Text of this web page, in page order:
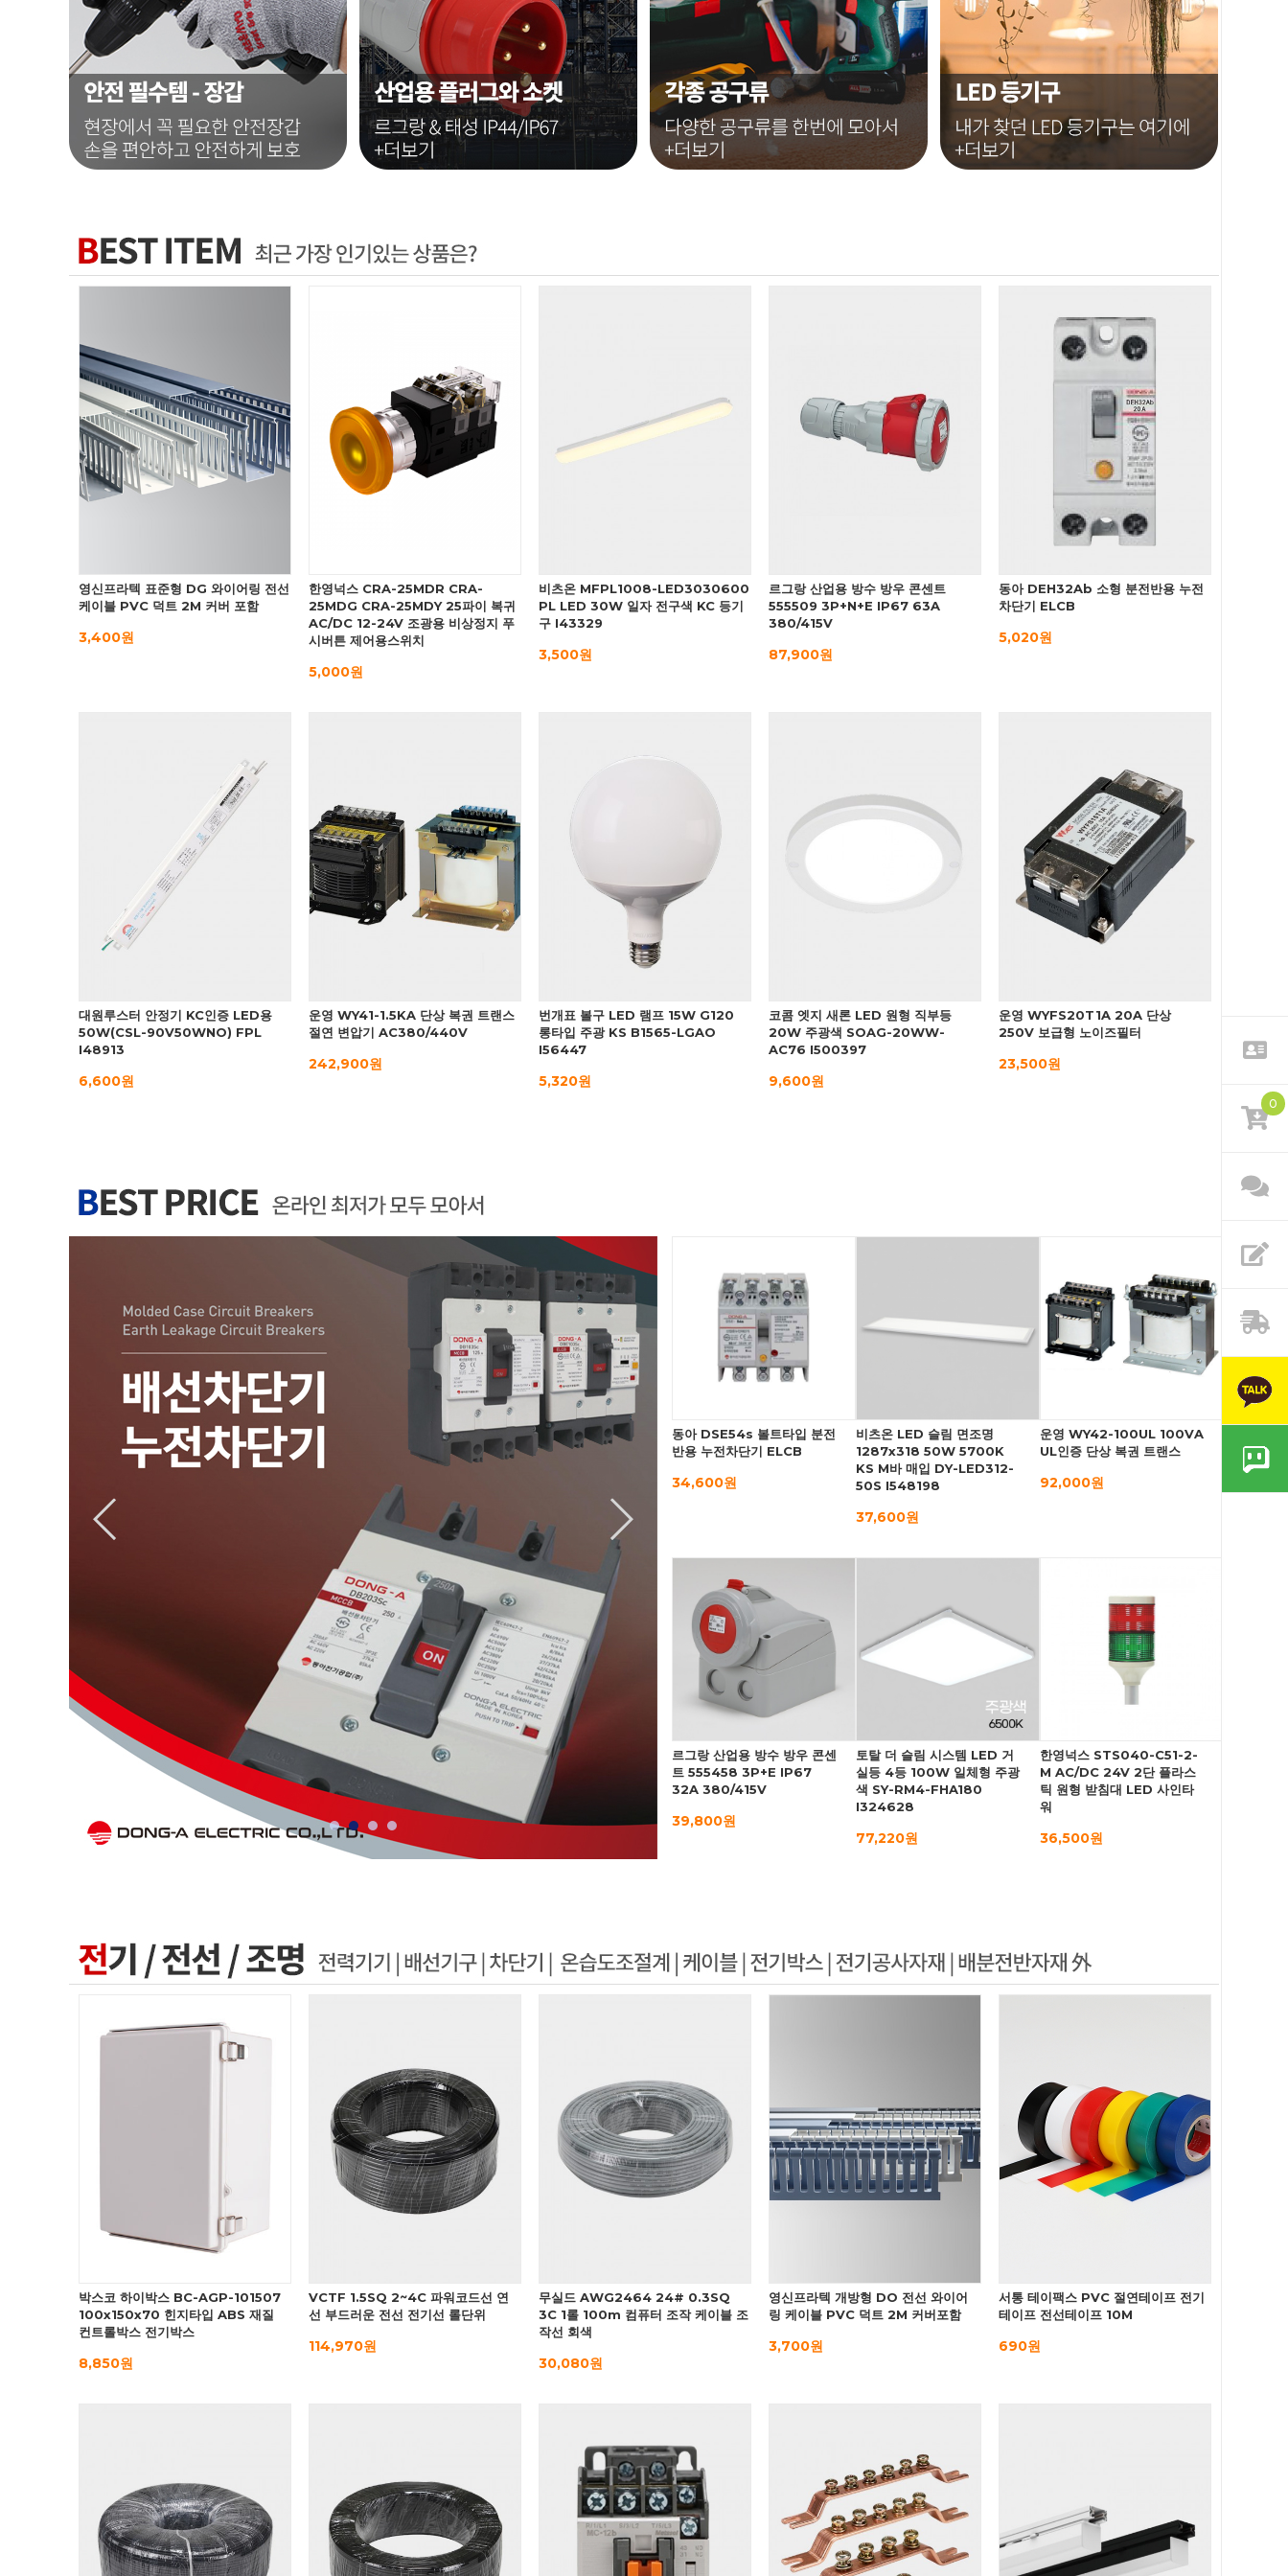
0
영신프라텍 표준형 DG 와이어링 전선
케이블 PVC 덕트 2M 커버 포함
3,400원
한영넉스 CRA-25MDR CRA-
25MDG CRA-25MDY 25파이 복귀
AC/DC 12-24V 조광용 비상정지 푸
시버튼 제어용스위치
5,000원
비츠온 MFPL1008-LED3030600
PL LED 30W 일자 전구색 KC 등기
구 I43329
3,500원
르그랑 산업용 방수 방우 콘센트
555509 3P+N+E IP67 63A
380/415V
87,900원
동아 DEH32Ab 소형 분전반용 누전
차단기 ELCB
5,020원
대원루스터 안정기 KC인증 LED용
50W(CSL-90V50WNO) FPL
I48913
6,600원
운영 WY41-1.5KA 단상 복권 트랜스
절연 변압기 AC380/440V
242,900원
번개표 볼구 LED 램프 15W G120
롱타입 주광 KS B1565-LGAO
I56447
5,320원
코콤 엣지 새론 LED 원형 직부등
20W 주광색 SOAG-20WW-
AC76 I500397
9,600원
운영 WYFS20T1A 20A 단상
250V 보급형 노이즈필터
23,500원
동아 DSE54s 볼트타입 분전
반용 누전차단기 ELCB
34,600원
비츠온 LED 슬림 면조명
1287x318 50W 5700K
KS M바 매입 DY-LED312-
50S I548198
37,600원
운영 WY42-100UL 100VA
UL인증 단상 복권 트랜스
92,000원
르그랑 산업용 방수 방우 콘센
트 555458 3P+E IP67
32A 380/415V
39,800원
토탈 더 슬림 시스템 LED 거
실등 4등 100W 일체형 주광
색 SY-RM4-FHA180
I324628
77,220원
한영넉스 STS040-C51-2-
M AC/DC 24V 2단 플라스
틱 원형 받침대 LED 사인타
워
36,500원
박스코 하이박스 BC-AGP-101507
100x150x70 힌지타입 ABS 재질
컨트롤박스 전기박스
8,850원
VCTF 1.5SQ 2~4C 파워코드선 연
선 부드러운 전선 전기선 롤단위
114,970원
무실드 AWG2464 24# 0.3SQ
3C 1롤 100m 컴퓨터 조작 케이블 조
작선 회색
30,080원
영신프라텍 개방형 DO 전선 와이어
링 케이블 PVC 덕트 2M 커버포함
3,700원
서통 테이팩스 PVC 절연테이프 전기
테이프 전선테이프 10M
690원